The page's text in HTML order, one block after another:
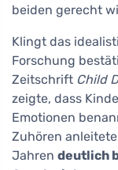
beiden gerecht
Klingt das
Forschung
Zeitschrift Child
zeigte, dass
Emotionen
Zuhören
Jahren deutlich